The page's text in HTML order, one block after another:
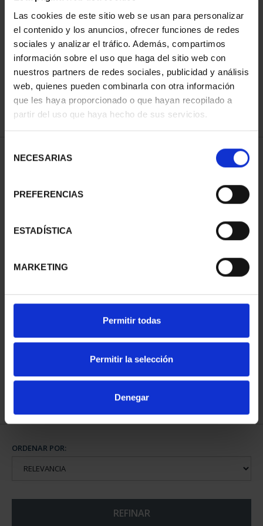
Las cookies de este sitio web se usan para personalizar
el contenido y los anuncios, ofrecer funciones de redes
sociales y analizar el tráfico. Además, compartimos
información sobre el uso que haga del sitio web con
nuestros partners de redes sociales, publicidad y análisis
web, quienes pueden combinarla con otra información
que les haya proporcionado o que hayan recopilado a
partir del uso que haya hecho de sus servicios.
NECESARIAS
PREFERENCIAS
ESTADÍSTICA
MARKETING
Permitir todas
Permitir la selección
Denegar
ORDENAR POR:
REFINAR
1 Productos encontrados
PROVINCIA COLECCION
COMPLET...
ORDENAR POR:
REFINAR